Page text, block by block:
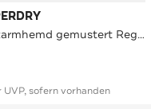
Kurzarmhemd gemustert Regular Fit
sofern vorhanden